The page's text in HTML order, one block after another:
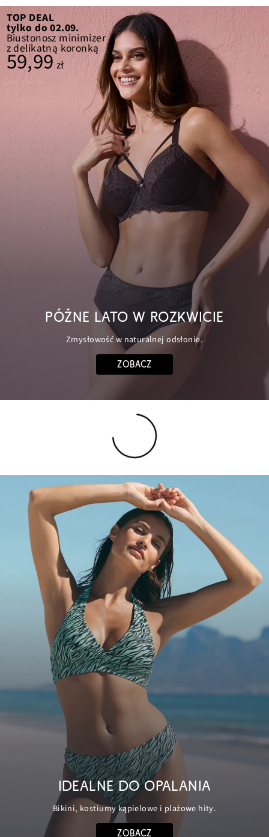
PÓŹNE LATO W ROZKWICIE
Zmysłowość w naturalnej odsłonie.
ZOBACZ
TOP DEAL
tylko do 02.09.
Biustonosz minimizer
z delikatną koronką
59,99zł
IDEALNE DO OPALANIA
Bikini, kostiumy kąpielowe i plażowe hity.
ZOBACZ